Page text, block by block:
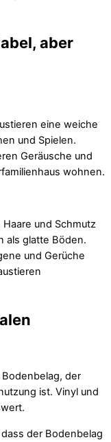
aber
eine weiche
und Spielen.
Geräusche und
wohnen.
und Schmutz
als glatte Böden.
und Gerüche
der
ist. Vinyl und
der Bodenbelag